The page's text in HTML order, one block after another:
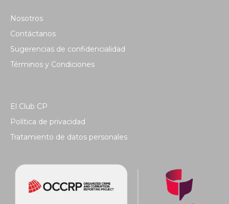
Nosotros
Contáctanos
Sugerencias de confidencialidad
Términos y Condiciones
El Club CP
Política de privacidad
Tratamiento de datos personales